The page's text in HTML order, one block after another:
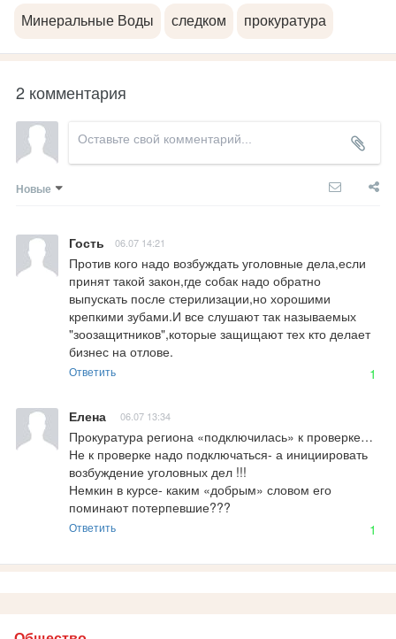
Минеральные Воды следком прокуратура
2 комментария
Новые
Гость 06.07 14:21
Против кого надо возбуждать уголовные дела,если
принят такой закон,где собак надо обратно
выпускать после стерилизации,но хорошими
крепкими зубами.И все слушают так называемых
"зоозащитников",которые защищают тех кто делает
бизнес на отлове.
Ответить 1
Елена 06.07 13:34
Прокуратура региона «подключилась» к проверке…
Не к проверке надо подключаться- а инициировать
возбуждение уголовных дел !!!
Немкин в курсе- каким «добрым» словом его
поминают потерпевшие???
Ответить 1